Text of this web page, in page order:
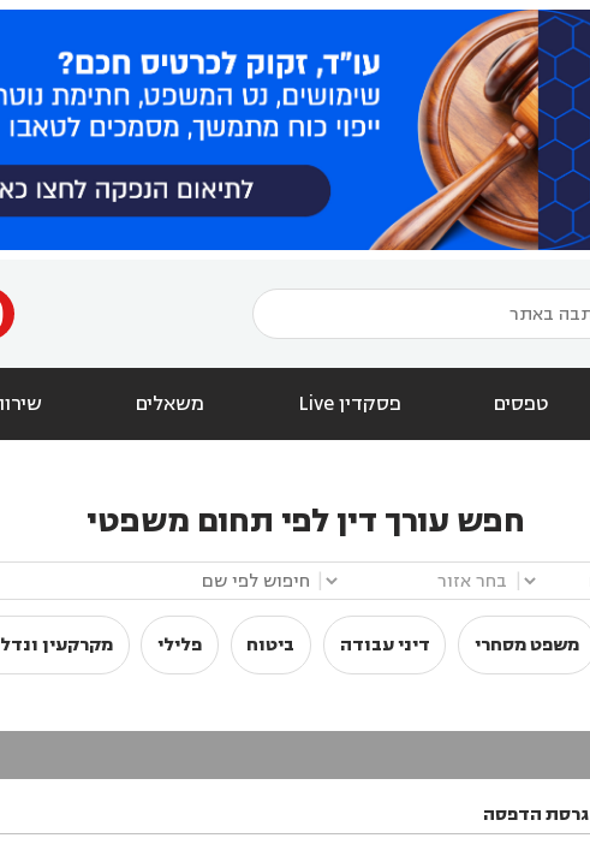
טפסים פסקדין Live משאלים
חפש עורך דין לפי תחום משפטי
משפט מסחרי דיני עבודה ביטוח פלילי מקרקעין
גרסת הדפסה